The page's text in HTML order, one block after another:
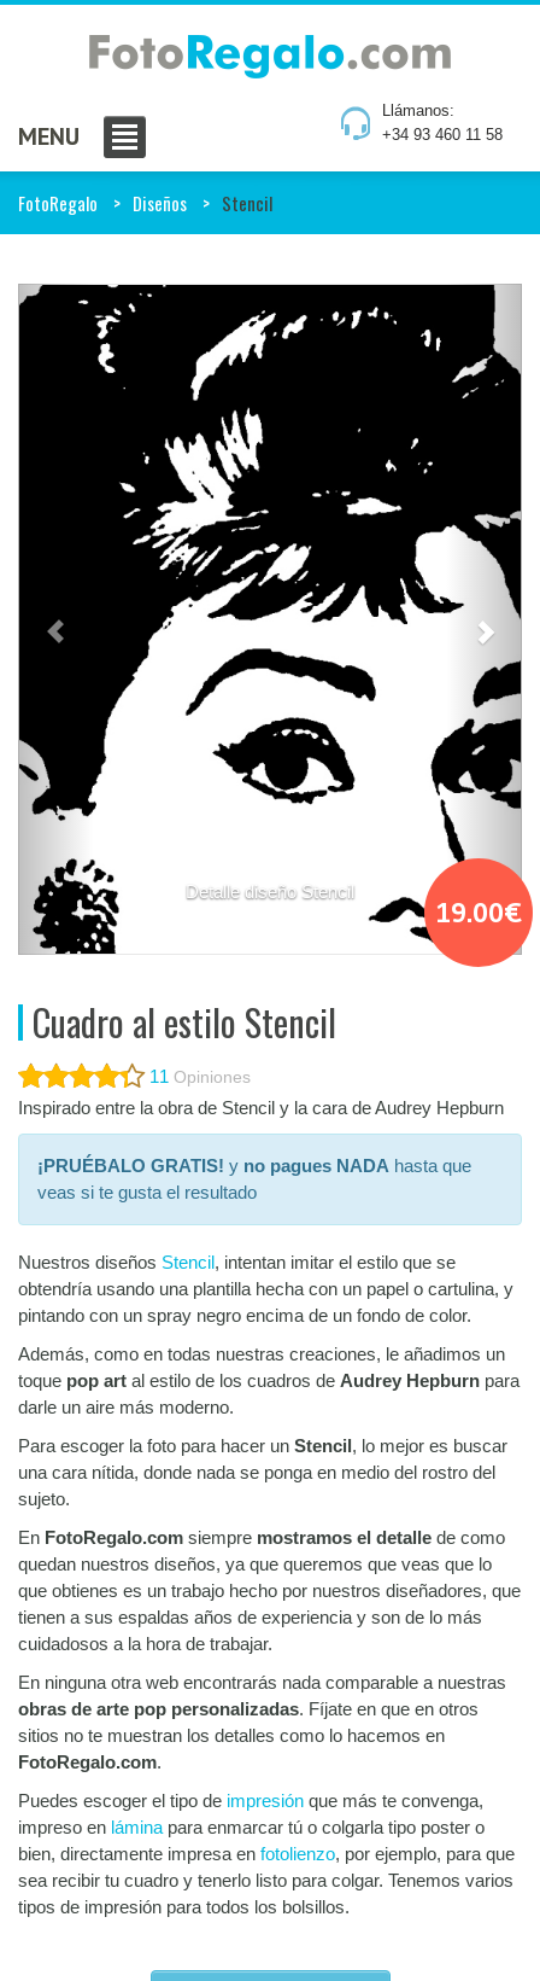
Llámanos:
+34 93 460 11 58
MENU
FotoRegalo Diseños Stencil
Detalle diseño Stencil
19.00€
Cuadro al estilo Stencil
11 Opiniones
Inspirado entre la obra de Stencil y la cara de Audrey Hepburn
¡PRUÉBALO GRATIS! y no pagues NADA hasta que
veas si te gusta el resultado
Nuestros diseños Stencil, intentan imitar el estilo que se
obtendría usando una plantilla hecha con un papel o cartulina, y
pintando con un spray negro encima de un fondo de color.
Además, como en todas nuestras creaciones, le añadimos un
toque pop art al estilo de los cuadros de Audrey Hepburn para
darle un aire más moderno.
Para escoger la foto para hacer un Stencil, lo mejor es buscar
una cara nítida, donde nada se ponga en medio del rostro del
sujeto.
En FotoRegalo.com siempre mostramos el detalle de como
quedan nuestros diseños, ya que queremos que veas que lo
que obtienes es un trabajo hecho por nuestros diseñadores, que
tienen a sus espaldas años de experiencia y son de lo más
cuidadosos a la hora de trabajar.
En ninguna otra web encontrarás nada comparable a nuestras
obras de arte pop personalizadas. Fíjate en que en otros
sitios no te muestran los detalles como lo hacemos en
FotoRegalo.com.
Puedes escoger el tipo de impresión que más te convenga,
impreso en láminapara enmarcar tú o colgarla tipo poster o
bien, directamente impresa en fotolienzo, por ejemplo, para que
sea recibir tu cuadro y tenerlo listo para colgar. Tenemos varios
tipos de impresión para todos los bolsillos.